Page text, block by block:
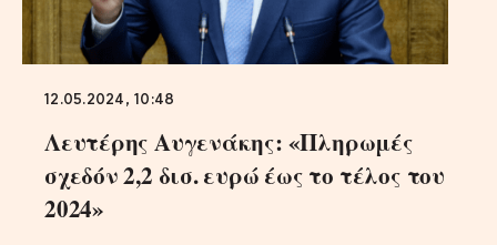
12.05.2024, 10:48
Λευτέρης Αυγενάκης: «Πληρωμές
σχεδόν 2,2 δισ. ευρώ έως το τέλος του
2024»